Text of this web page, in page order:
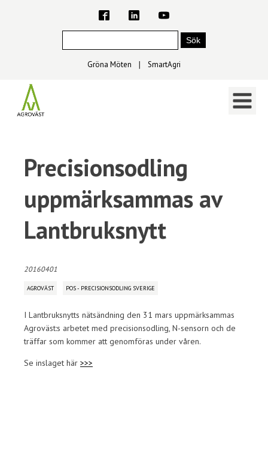
Gröna Möten ∣ SmartAgri
Precisionsodling
uppmärksammas av
Lantbruksnytt
20160401
AGROVÄST POS - PRECISIONSODLING SVERIGE
I Lantbruksnytts nätsändning den 31 mars uppmärksammas
Agroväst:s arbetet med precisionsodling, N-sensorn och de
träffar som kommer att genomföras under våren.
Se inslaget här >>>